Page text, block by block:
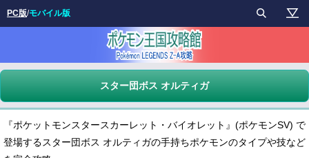
スター団ボス オルティガ
『ポケットモンスタースカーレット・バイオレット』(ポケモンSV) で
登場するスター団ボス オルティガの手持ちポケモンのタイプや技など
PC版/モバイル版